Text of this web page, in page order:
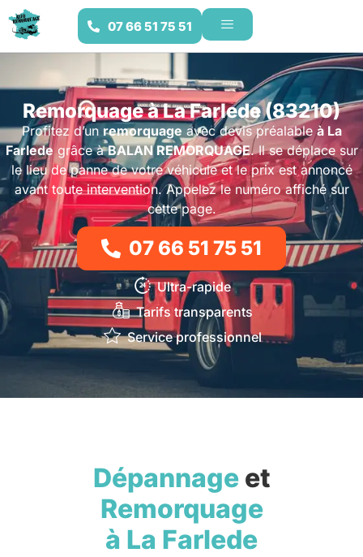
07 66 51 75 51
Remorquage à La Farlede (83210)
Profitez d’un remorquage avec devis préalableà La
Farledegrâce àBALAN REMORQUAGE. Il se déplace sur
le lieu de panne de votre véhicule et le prix est annoncé
avant toute intervention. Appelez le numéro affiché sur
cette page.
07 66 51 75 51
Ultra-rapide
Tarifs transparents
Service professionnel
Dépannageet
Remorquage
à La Farlede